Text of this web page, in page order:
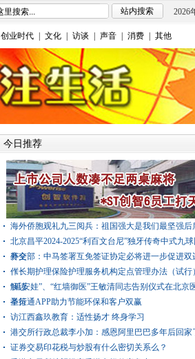
2026
创业时代 文化 访谈 声音 消费 其他
今日推荐
海外侨胞观礼九三阅兵：祖国强大是我们最坚强后
北京昌平2024-2025“利百文台尼”独牙传奇中式九
赛全
外交部：中马签署互免签证协定必将进一步促进双
作
《长期护理保险护理服务机构定点管理办法（试行
解读
“延安娃”、“红墙御医”王敏清同志告别仪式在北京
举行
圣策通APP助力节能环保和客户双赢
访江西鑫玖教育：适性扬才 终身学习
港交所行政总裁李小加：感恩阿里巴巴多年后回家
证券交易印花税与炒股有什么密切关系么？